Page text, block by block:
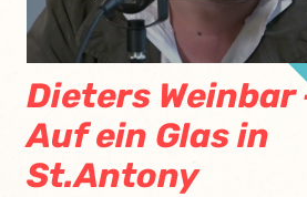
Dieters Weinbar
Auf ein Glas in
St.Antony